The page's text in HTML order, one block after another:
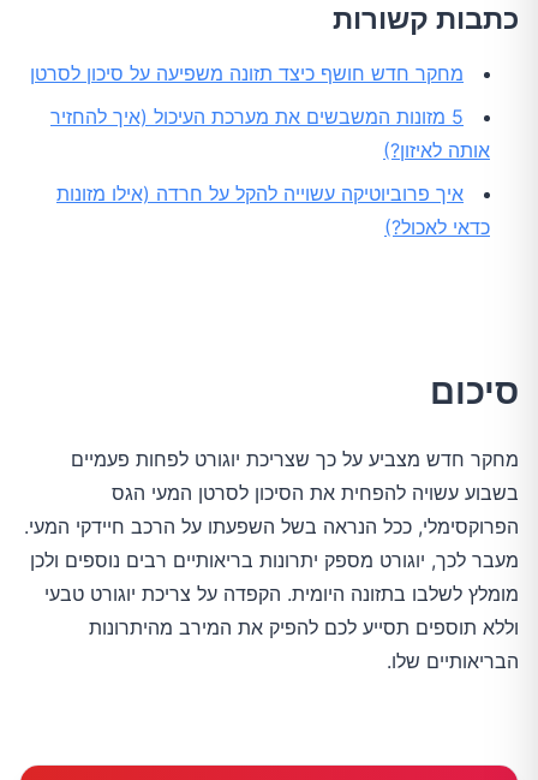
כתבות קשורות
מחקר חדש חושף כיצד תזונה משפיעה על סיכון לסרטן
5 מזונות המשבשים את מערכת העיכול (איך להחזיר
אותה לאיזון?)
איך פרוביוטיקה עשוייה להקל על חרדה (אילו מזונות
כדאי לאכול?)
סיכום
מחקר חדש מצביע על כך שצריכת יוגורט לפחות פעמיים
בשבוע עשויה להפחית את הסיכון לסרטן המעי הגס
הפרוקסימלי, ככל הנראה בשל השפעתו על הרכב חיידקי המעי.
מעבר לכך, יוגורט מספק יתרונות בריאותיים רבים נוספים ולכן
מומלץ לשלבו בתזונה היומית. הקפדה על צריכת יוגורט טבעי
וללא תוספים תסייע לכם להפיק את המירב מהיתרונות
הבריאותיים שלו.